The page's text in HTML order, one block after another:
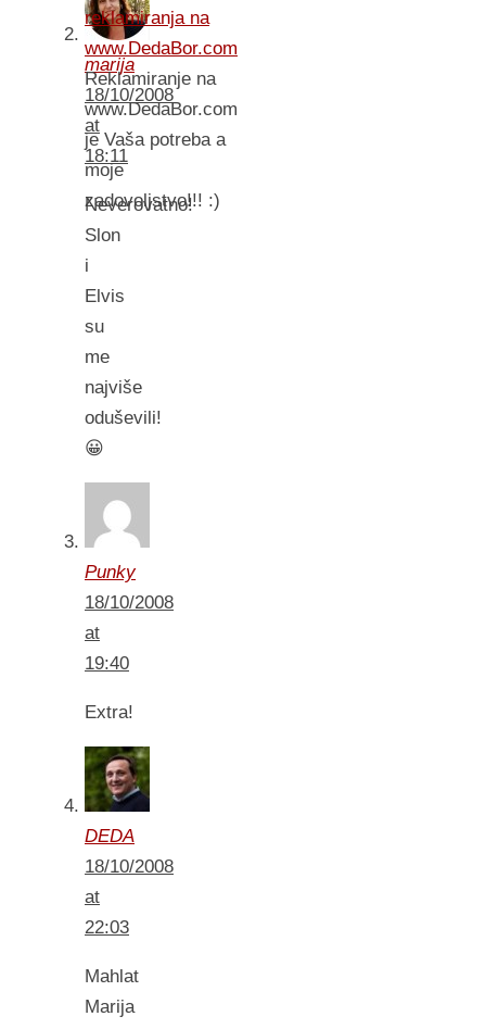
marija
18/10/2008
at
18:11
Neverovatno!
Slon
i
Elvis
su
me
najviše
oduševili!
😀
Punky
18/10/2008
at
19:40
Extra!
DEDA
18/10/2008
at
22:03
Mahlat
Marija
reklamiranja na
www.DedaBor.com
Reklamiranje na
www.DedaBor.com
je Vaša potreba a
moje
zadovoljstvo!!! :)